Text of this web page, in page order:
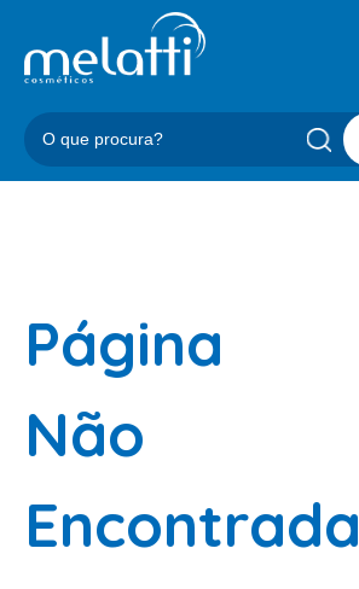
REPRESENTANTES
BLEND
Página
Não
Encontrada